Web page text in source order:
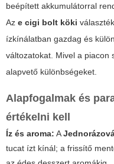
beépített akkumulátorral
Az e cigi bolt köki
ízkínálatban gazdag és
változatokat. Mivel a piacon
alapvető különbségeket.
Alapfogalmak és
értékelni kell
Íz és aroma: A
tucat ízt kínál; a frissítő